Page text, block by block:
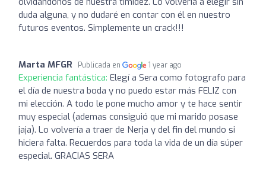
duda alguna, y no dudaré en contar con él en nuestro
futuros eventos. Simplemente un crack!!!
Marta MFGR Publicada en 1 year ago
Experiencia fantástica: Elegí a Sera como fotografo para
el día de nuestra boda y no puedo estar más FELIZ con
mi elección. A todo le pone mucho amor y te hace sentir
muy especial (ademas consiguió que mi marido posase
jaja). Lo volvería a traer de Nerja y del fin del mundo si
hiciera falta. Recuerdos para toda la vida de un día súper
especial. GRACIAS SERA